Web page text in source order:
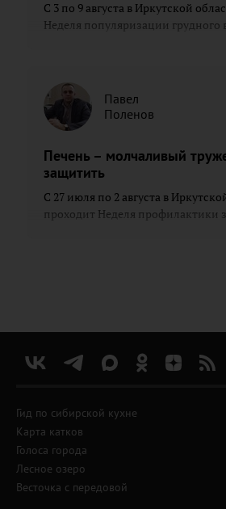
С 3 по 9 августа в Иркутской
Неделя популяризации грудного
Павел
Поленов
Печень – молчаливый
защитить
С 27 июля по 2 августа в
проходит Неделя профилактики
Гид по сибирской кухне
Карта катков
Голоса города
Лесное озеро
Весточка с передовой